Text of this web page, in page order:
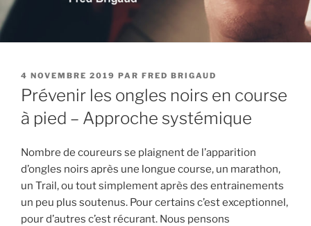
PUBLIÉ
LE
4 NOVEMBRE 2019 PAR FRED BRIGAUD
Prévenir les ongles noirs en course
à pied – Approche systémique
Nombre de coureurs se plaignent de l’apparition
d’ongles noirs après une longue course, un marathon,
un Trail, ou tout simplement après des entrainements
un peu plus soutenus. Pour certains c’est exceptionnel,
pour d’autres c’est récurant. Nous pensons